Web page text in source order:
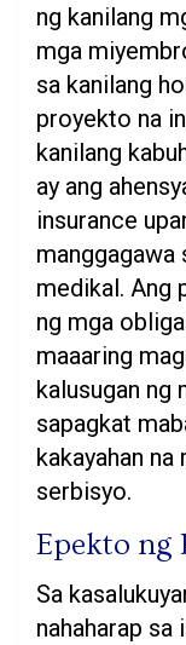
ng kanilang
mga
sa kanilang
proyekto na
kanilang
ay ang
insurance
manggagawa
medikal. Ang
ng mga
maaaring
kalusugan ng
sapagkat
kakayahan
serbisyo.
Epekto ng
Sa
nahaharap sa